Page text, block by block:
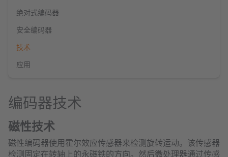
绝对式编码器
安全编码器
技术
应用
编码器技术
磁性技术
磁性编码器使用霍尔效应传感器来检测旋转运动。该传感器
检测固定在转轴上的永磁铁的方向。然后微处理器通过传感